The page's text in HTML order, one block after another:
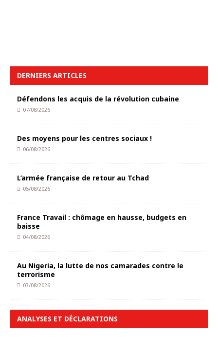
DERNIERS ARTICLES
Défendons les acquis de la révolution cubaine
07/08/2026
Des moyens pour les centres sociaux !
06/08/2026
L’armée française de retour au Tchad
05/08/2026
France Travail : chômage en hausse, budgets en
baisse
04/08/2026
Au Nigeria, la lutte de nos camarades contre le
terrorisme
03/08/2026
ANALYSES ET DÉCLARATIONS